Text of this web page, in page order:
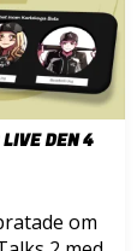
DEN 4
om